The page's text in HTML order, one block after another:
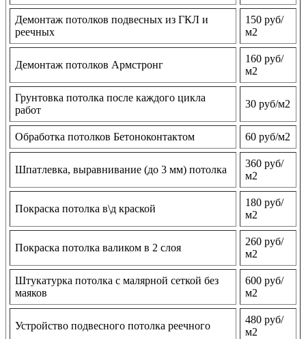
Демонтаж потолков подвесных из ГКЛ и
реечных
150 руб/
м2
Демонтаж потолков Армстронг
160 руб/
м2
Грунтовка потолка после каждого цикла
работ
30 руб/м2
Обработка потолков Бетоноконтактом 60 руб/м2
Шпатлевка, выравнивание (до 3 мм) потолка
360 руб/
м2
Покраска потолка в\д краской
180 руб/
м2
Покраска потолка валиком в 2 слоя
260 руб/
м2
Штукатурка потолка с малярной сеткой без
маяков
600 руб/
м2
Устройство подвесного потолка реечного
480 руб/
м2